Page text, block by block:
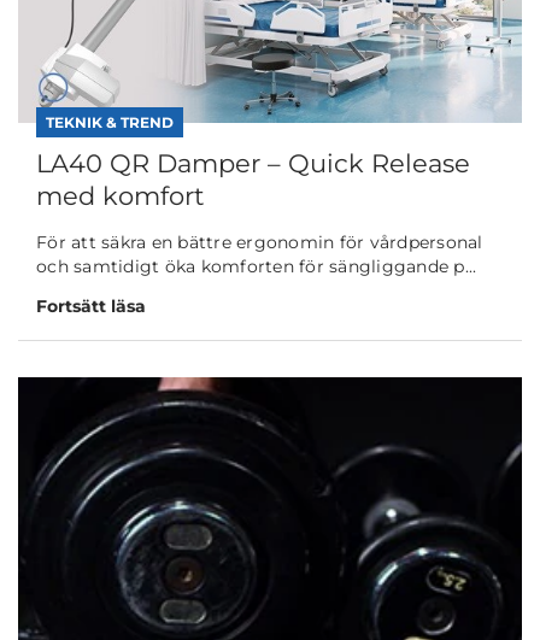
TEKNIK & TREND
LA40 QR Damper – Quick Release
med komfort
För att säkra en bättre ergonomin för vårdpersonal
och samtidigt öka komforten för sängliggande p...
Fortsätt läsa